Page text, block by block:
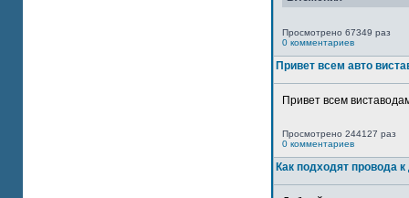
Просмотрено 67349 раз
0 комментариев
Привет всем авто
Привет всем
Просмотрено 244127 раз
0 комментариев
Как подходят провода